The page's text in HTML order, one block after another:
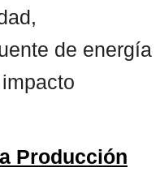
de energía
Producción